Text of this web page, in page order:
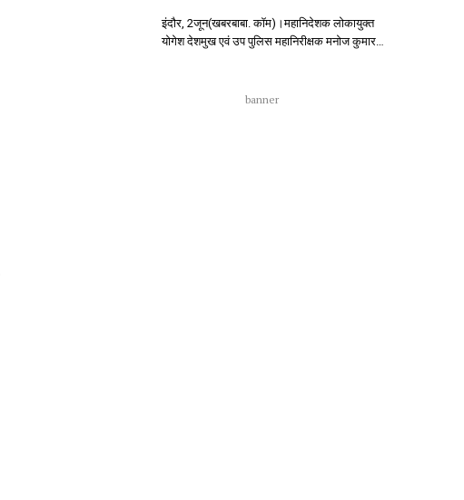
इंदौर, 2जून(खबरबाबा. कॉम)।महानिदेशक लोकायुक्त
योगेश देशमुख एवं उप पुलिस महानिरीक्षक मनोज कुमार…
banner